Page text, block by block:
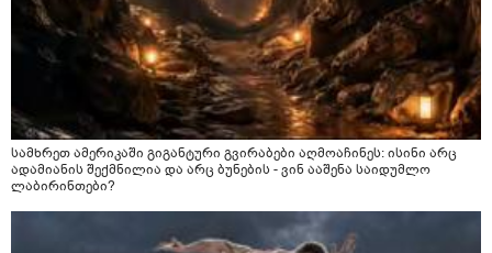
სამხრეთ ამერიკაში გიგანტური გვირაბები აღმოაჩინეს: ისინი არც
ადამიანის შექმნილია და არც ბუნების - ვინ ააშენა საიდუმლო
ლაბირინთები?